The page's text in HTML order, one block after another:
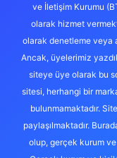
ve İletişim Kurumu
olarak hizmet
olarak denetleme veya
Ancak, üyelerimiz
siteye üye olarak bu
sitesi, herhangi bir
bulunmamaktadır.
paylaşılmaktadır.
olup, gerçek kurum ve